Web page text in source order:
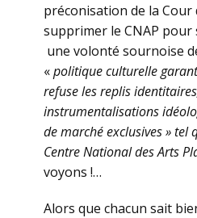
préconisation de la Cour
supprimer le CNAP
une volonté sournoise
«politique culturelle
refuse les replis
instrumentalisations
de marché exclusives » tel
Centre National des Arts
voyons !…
Alors que chacun sait